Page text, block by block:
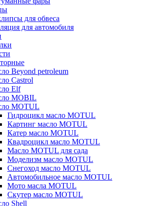
для обвеса
для автомобиля
Beyond petroleum
Castrol
Elf
MOBIL
MOTUL
Гидроцикл масло MOTUL
Картинг масло MOTUL
Катер масло MOTUL
Квадроцикл масло MOTUL
Масло MOTUL для сада
Моделизм масло MOTUL
Снегоход масло MOTUL
Автомобильное масло MOTUL
Мото масла MOTUL
Скутер масло MOTUL
Shell